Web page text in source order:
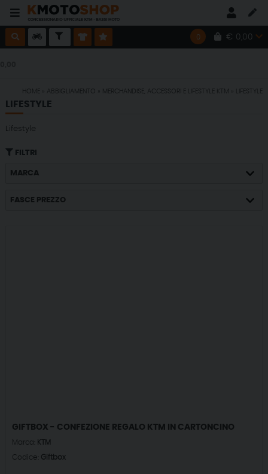
0 € 0,00
HOME ABBIGLIAMENTO MERCHANDISE, ACCESSORI E LIFESTYLE KTM LIFESTYLE
LIFESTYLE
Lifestyle
FILTRI
MARCA
FASCE PREZZO
GIFTBOX - CONFEZIONE REGALO KTM IN CARTONCINO
Marca: KTM
Codice: Giftbox